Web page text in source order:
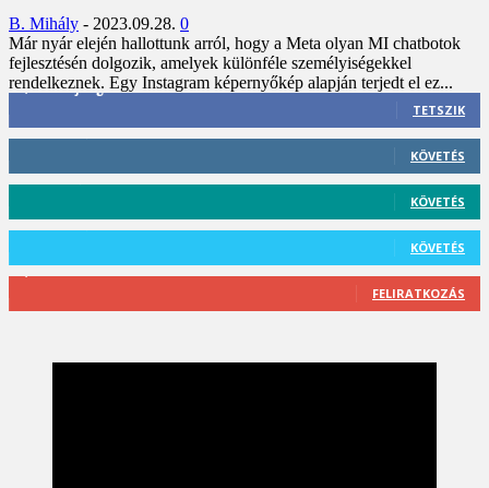
B. Mihály - 2023.09.28. 0
Már nyár elején hallottunk arról, hogy a Meta olyan MI chatbotok
fejlesztésén dolgozik, amelyek különféle személyiségekkel
rendelkeznek. Egy Instagram képernyőkép alapján terjedt el ez...
3,452 Rajongók
TETSZIK
KÖVETÉS
KÖVETÉS
KÖVETÉS
FELIRATKOZÁS